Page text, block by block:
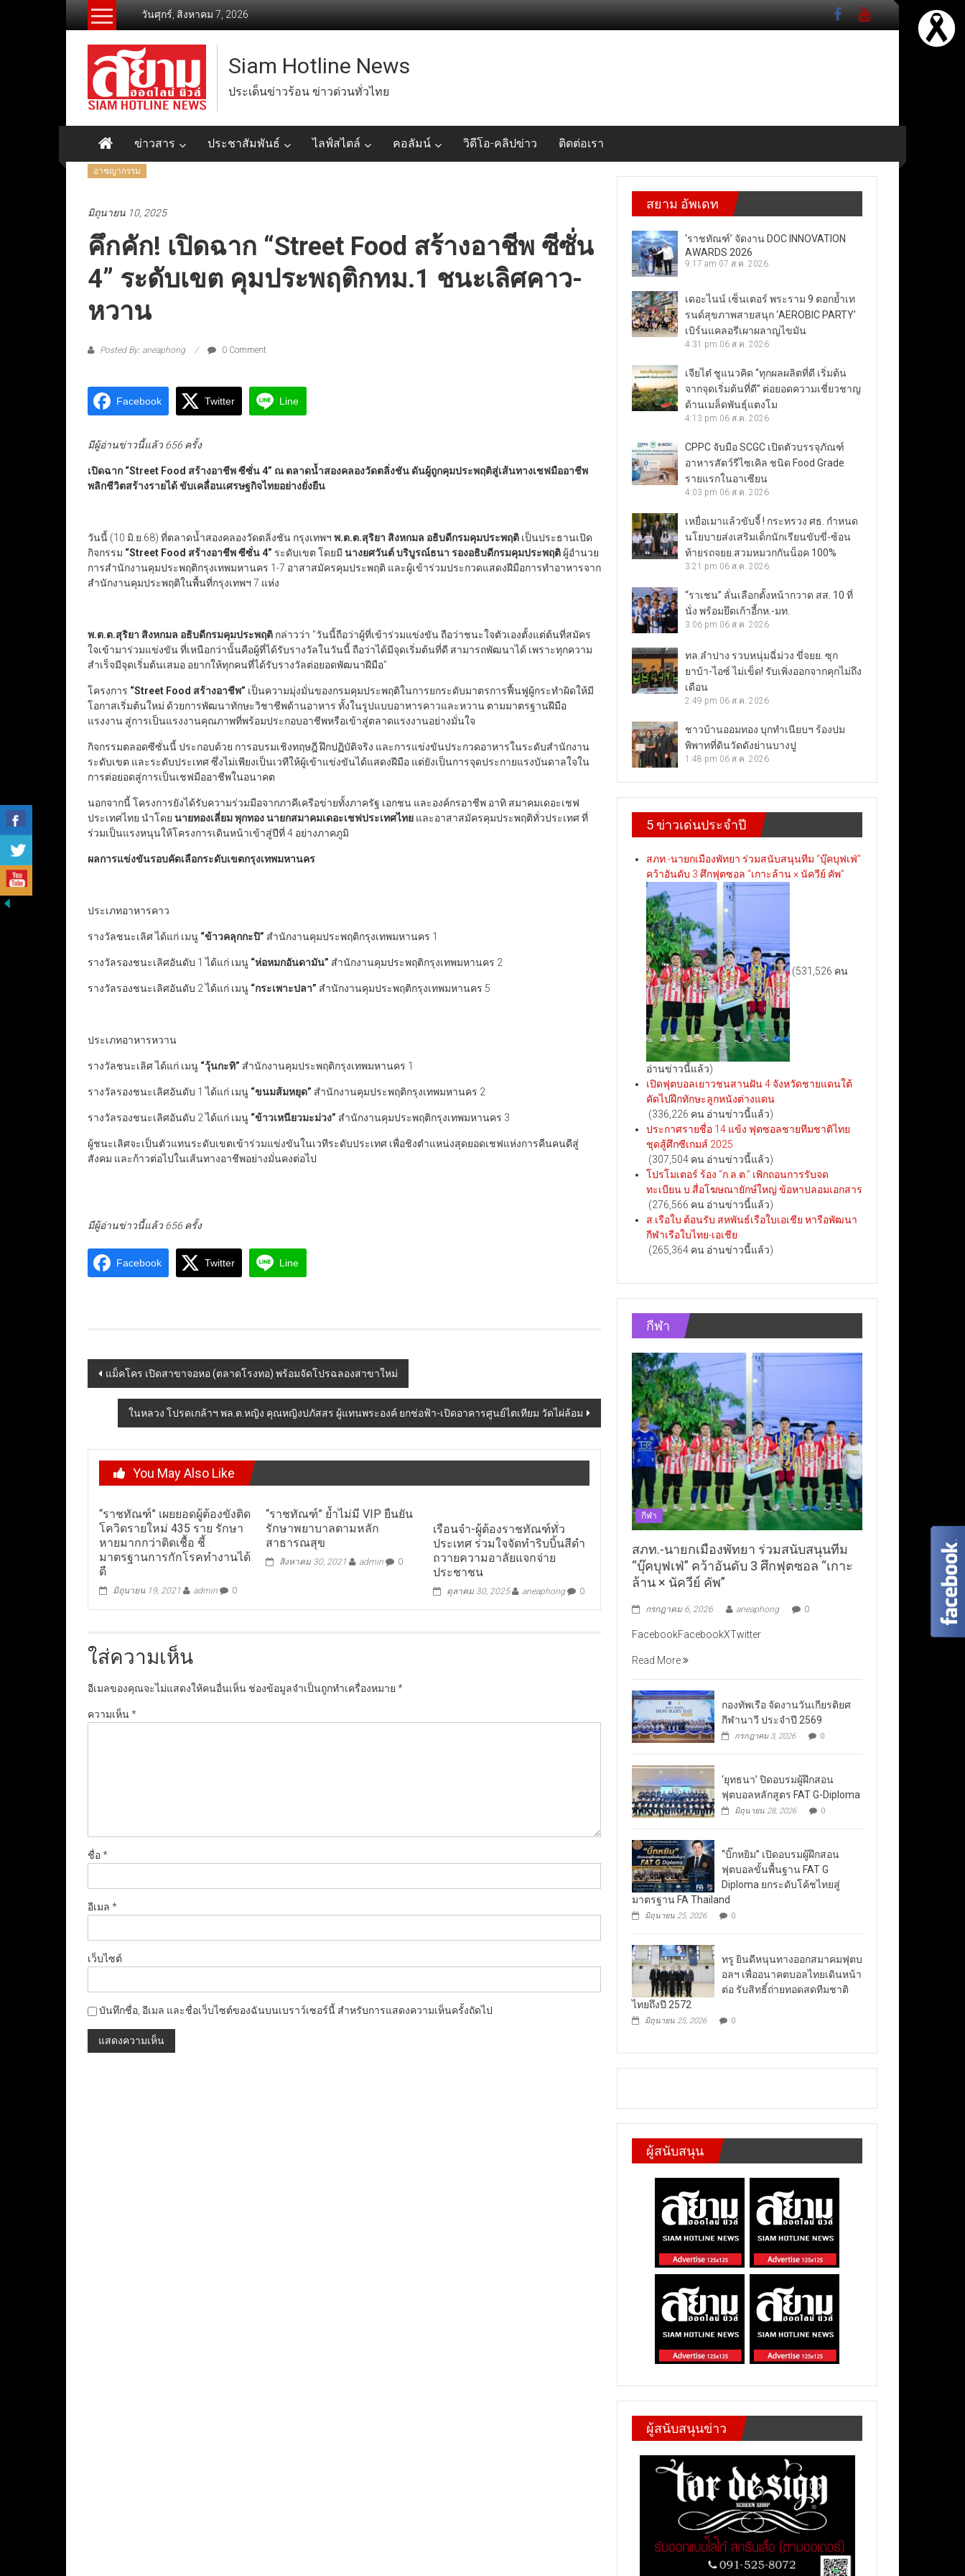
วันศุกร์, สิงหาคม 7, 2026
Siam Hotline News
ประเด็นข่าวร้อน ข่าวด่วนทั่วไทย
ข่าวสาร ประชาสัมพันธ์ ไลฟ์สไตล์ คอลัมน์ วิดีโอ-คลิปข่าว ติดต่อเรา
อาชญากรรม
มิถุนายน 10, 2025
คึกคัก! เปิดฉาก “Street Food สร้างอาชีพ ซีซั่น
4” ระดับเขต คุมประพฤติกทม.1 ชนะเลิศคาว-
หวาน
Posted By: aneaphong 0 Comment
Facebook Twitter Line
มีผู้อ่านข่าวนี้แล้ว 656 ครั้ง
เปิดฉาก “Street Food สร้างอาชีพ ซีซั่น4” ณ ตลาดน้ำสองคลองวัดตลิ่งชัน ดันผู้ถูกคุมประพฤติสู่เส้นทางเชฟมืออาชีพ
พลิกชีวิตสร้างรายได้ ขับเคลื่อนเศรษฐกิจไทยอย่างยั่งยืน
วันนี้ (10 มิ.ย.68) ที่ตลาดน้ำสองคลองวัดตลิ่งชัน กรุงเทพฯ พ.ต.ต.สุริยา สิงหกมล อธิบดีกรมคุมประพฤติ เป็นประธานเปิด
กิจกรรม “Street Food สร้างอาชีพ ซีซั่น 4” ระดับเขต โดยมี นางยศวันต์ บริบูรณ์ธนา รองอธิบดีกรมคุมประพฤติ ผู้อำนวย
การสำนักงานคุมประพฤติกรุงเทพมหานคร 1-7 อาสาสมัครคุมประพฤติ และผู้เข้าร่วมประกวดแสดงฝีมือการทำอาหารจาก
สำนักงานคุมประพฤติในพื้นที่กรุงเทพฯ 7 แห่ง
พ.ต.ต.สุริยา สิงหกมล อธิบดีกรมคุมประพฤติ กล่าวว่า “วันนี้ถือว่าผู้ที่เข้าร่วมแข่งขัน ถือว่าชนะใจตัวเองตั้งแต่ต้นที่สมัคร
ใจเข้ามาร่วมแข่งขัน ที่เหนือกว่านั้นคือผู้ที่ได้รับรางวัลในวันนี้ ถือว่าได้มีจุดเริ่มต้นที่ดี สามารถพัฒนาได้ เพราะทุกความ
สำเร็จมีจุดเริ่มต้นเสมอ อยากให้ทุกคนที่ได้รับรางวัลต่อยอดพัฒนาฝีมือ”
โครงการ “Street Food สร้างอาชีพ” เป็นความมุ่งมั่นของกรมคุมประพฤติในการยกระดับมาตรการฟื้นฟูผู้กระทำผิดให้มี
โอกาสเริ่มต้นใหม่ ด้วยการพัฒนาทักษะวิชาชีพด้านอาหาร ทั้งในรูปแบบอาหารคาวและหวาน ตามมาตรฐานฝีมือ
แรงงาน สู่การเป็นแรงงานคุณภาพที่พร้อมประกอบอาชีพหรือเข้าสู่ตลาดแรงงานอย่างมั่นใจ
กิจกรรมตลอดซีซั่นนี้ ประกอบด้วย การอบรมเชิงทฤษฎี ฝึกปฏิบัติจริง และการแข่งขันประกวดอาหารในระดับสำนักงาน
ระดับเขต และระดับประเทศ ซึ่งไม่เพียงเป็นเวทีให้ผู้เข้าแข่งขันได้แสดงฝีมือ แต่ยังเป็นการจุดประกายแรงบันดาลใจใน
การต่อยอดสู่การเป็นเชฟมืออาชีพในอนาคต
นอกจากนี้ โครงการยังได้รับความร่วมมือจากภาคีเครือข่ายทั้งภาครัฐ เอกชน และองค์กรอาชีพ อาทิ สมาคมเดอะเชฟ
ประเทศไทย นำโดย นายทองเลี่ยม พุกทอง นายกสมาคมเดอะเชฟประเทศไทย และอาสาสมัครคุมประพฤติทั่วประเทศ ที่
ร่วมเป็นแรงหนุนให้โครงการเดินหน้าเข้าสู่ปีที่ 4 อย่างภาคภูมิ
ผลการแข่งขันรอบคัดเลือกระดับเขตกรุงเทพมหานคร
ประเภทอาหารคาว
รางวัลชนะเลิศ ได้แก่ เมนู “ข้าวคลุกกะปิ” สำนักงานคุมประพฤติกรุงเทพมหานคร 1
รางวัลรองชนะเลิศอันดับ 1 ได้แก่ เมนู “ห่อหมกอันดามัน” สำนักงานคุมประพฤติกรุงเทพมหานคร 2
รางวัลรองชนะเลิศอันดับ 2 ได้แก่ เมนู “กระเพาะปลา” สำนักงานคุมประพฤติกรุงเทพมหานคร 5
ประเภทอาหารหวาน
รางวัลชนะเลิศ ได้แก่ เมนู “วุ้นกะทิ” สำนักงานคุมประพฤติกรุงเทพมหานคร 1
รางวัลรองชนะเลิศอันดับ 1 ได้แก่ เมนู “ขนมส้มหยุด” สำนักงานคุมประพฤติกรุงเทพมหานคร 2
รางวัลรองชนะเลิศอันดับ 2 ได้แก่ เมนู “ข้าวเหนียวมะม่วง” สำนักงานคุมประพฤติกรุงเทพมหานคร 3
ผู้ชนะเลิศจะเป็นตัวแทนระดับเขตเข้าร่วมแข่งขันในเวทีระดับประเทศ เพื่อชิงตำแหน่งสุดยอดเชฟแห่งการคืนคนดีสู่
สังคม และก้าวต่อไปในเส้นทางอาชีพอย่างมั่นคงต่อไป
มีผู้อ่านข่าวนี้แล้ว 656 ครั้ง
Facebook Twitter Line
Post
navigation
แม็คโคร เปิดสาขาจอหอ (ตลาดโรงทอ) พร้อมจัดโปรฉลองสาขาใหม่
ในหลวง โปรดเกล้าฯ พล.ต.หญิง คุณหญิงปภัสสร ผู้แทนพระองค์ ยกช่อฟ้า-เปิดอาคารศูนย์ไตเทียม วัดไผ่ล้อม
You May Also Like
“ราชทัณฑ์” เผยยอดผู้ต้องขังติด
โควิดรายใหม่ 435 ราย รักษา
หายมากกว่าติดเชื้อ ชี้
มาตรฐานการกักโรคทำงานได้
ดี
มิถุนายน 19, 2021 admin 0
“ราชทัณฑ์” ย้ำไม่มี VIP ยืนยัน
รักษาพยาบาลตามหลัก
สาธารณสุข
สิงหาคม 30, 2021 admin 0
เรือนจำ-ผู้ต้องราชทัณฑ์ทั่ว
ประเทศ ร่วมใจจัดทำริบบิ้นสีดำ
ถวายความอาลัยแจกจ่าย
ประชาชน
ตุลาคม 30, 2025 aneaphong 0
ใส่ความเห็น
อีเมลของคุณจะไม่แสดงให้คนอื่นเห็น ช่องข้อมูลจำเป็นถูกทำเครื่องหมาย *
ความเห็น*
ชื่อ*
อีเมล *
เว็บไซต์
บันทึกชื่อ, อีเมล และชื่อเว็บไซต์ของฉันบนเบราว์เซอร์นี้ สำหรับการแสดงความเห็นครั้งถัดไป
สยาม อัพเดท
‘ราชทัณฑ์’ จัดงาน DOC INNOVATION
AWARDS 2026
9:17 am 07 ส.ค. 2026
เดอะไนน์ เซ็นเตอร์ พระราม 9 ตอกย้ำเท
รนด์สุขภาพสายสนุก ‘AEROBIC PARTY’
เบิร์นแคลอรีเผาผลาญไขมัน
4:31 pm 06 ส.ค. 2026
เจียไต๋ ชูแนวคิด “ทุกผลผลิตที่ดี เริ่มต้น
จากจุดเริ่มต้นที่ดี” ต่อยอดความเชี่ยวชาญ
ด้านเมล็ดพันธุ์แตงโม
4:13 pm 06 ส.ค. 2026
CPPC จับมือ SCGC เปิดตัวบรรจุภัณฑ์
อาหารสัตว์รีไซเคิล ชนิด Food Grade
รายแรกในอาเซียน
4:03 pm 06 ส.ค. 2026
เหยื่อเมาแล้วขับจี้ ! กระทรวง ศธ. กำหนด
นโยบายส่งเสริมเด็กนักเรียนขับขี่-ซ้อน
ท้ายรถจยย.สวมหมวกกันน็อค 100%
3:21 pm 06 ส.ค. 2026
“ราเชน” ลั่นเลือกตั้งหน้ากวาด สส. 10 ที่
นั่ง พร้อมยึดเก้าอี้กห.-มท.
3:06 pm 06 ส.ค. 2026
ทล.ลำปาง รวบหนุ่มฉี่ม่วง ขี่จยย. ซุก
ยาบ้า-ไอซ์ ไม่เข็ด! รับเพิ่งออกจากคุกไม่ถึง
เดือน
2:49 pm 06 ส.ค. 2026
ชาวบ้านออมทอง บุกทำเนียบฯ ร้องปม
พิพาทที่ดินวัดดังย่านบางปู
1:48 pm 06 ส.ค. 2026
5 ข่าวเด่นประจำปี
สภท.-นายกเมืองพัทยา ร่วมสนับสนุนทีม “บุ๊คบุฟเฟ่”
คว้าอันดับ 3 ศึกฟุตซอล “เกาะล้าน × นัควีย์ คัพ”
(531,526 คน
อ่านข่าวนี้แล้ว)
เปิดฟุตบอลเยาวชนสานฝัน 4 จังหวัดชายแดนใต้
คัดไปฝึกทักษะลูกหนังต่างแดน
(336,226 คน อ่านข่าวนี้แล้ว)
ประกาศรายชื่อ 14 แข้ง ฟุตซอลชายทีมชาติไทย
ชุดสู้ศึกซีเกมส์ 2025
(307,504 คน อ่านข่าวนี้แล้ว)
โปรโมเตอร์ ร้อง “ก.ล.ต.” เพิกถอนการรับจด
ทะเบียน บ.สื่อโฆษณายักษ์ใหญ่ ข้อหาปลอมเอกสาร
(276,566 คน อ่านข่าวนี้แล้ว)
ส.เรือใบ ต้อนรับ สหพันธ์เรือใบเอเชีย หารือพัฒนา
กีฬาเรือใบไทย-เอเชีย
(265,364 คน อ่านข่าวนี้แล้ว)
กีฬา
กีฬา
สภท.-นายกเมืองพัทยา ร่วมสนับสนุนทีม
“บุ๊คบุฟเฟ่” คว้าอันดับ 3 ศึกฟุตซอล “เกาะ
ล้าน × นัควีย์ คัพ”
กรกฎาคม 6, 2026 aneaphong 0
FacebookFacebookXTwitter
Read More
กองทัพเรือ จัดงานวันเกียรติยศ
กีฬานาวี ประจำปี 2569
กรกฎาคม 3, 2026 0
‘ยุทธนา’ ปิดอบรมผู้ฝึกสอน
ฟุตบอลหลักสูตร FAT G-Diploma
มิถุนายน 28, 2026 0
“บิ๊กหยิม” เปิดอบรมผู้ฝึกสอน
ฟุตบอลขั้นพื้นฐาน FAT G
Diploma ยกระดับโค้ชไทยสู่
มาตรฐาน FA Thailand
มิถุนายน 25, 2026 0
ทรู ยินดีหนุนทางออกสมาคมฟุตบ
อลฯ เพื่ออนาคตบอลไทยเดินหน้า
ต่อ รับสิทธิ์ถ่ายทอดสดทีมชาติ
ไทยถึงปี 2572
มิถุนายน 25, 2026 0
ผู้สนับสนุน
ผู้สนับสนุนข่าว